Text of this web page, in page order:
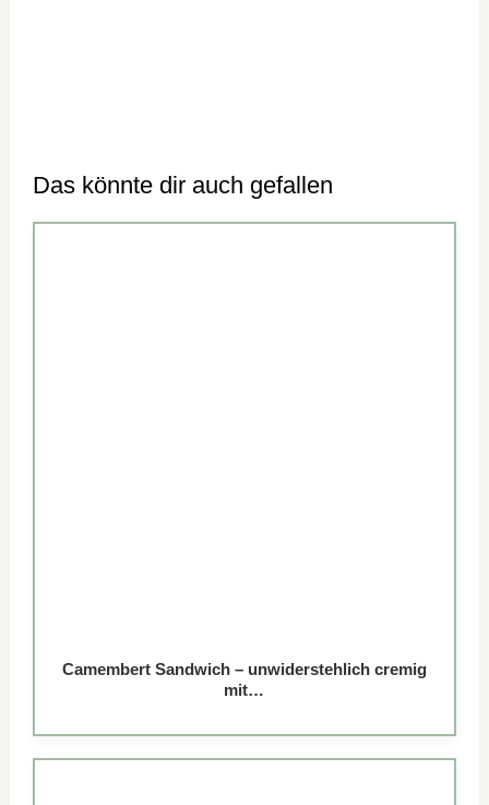
Das könnte dir auch gefallen
Camembert Sandwich – unwiderstehlich cremig
mit…